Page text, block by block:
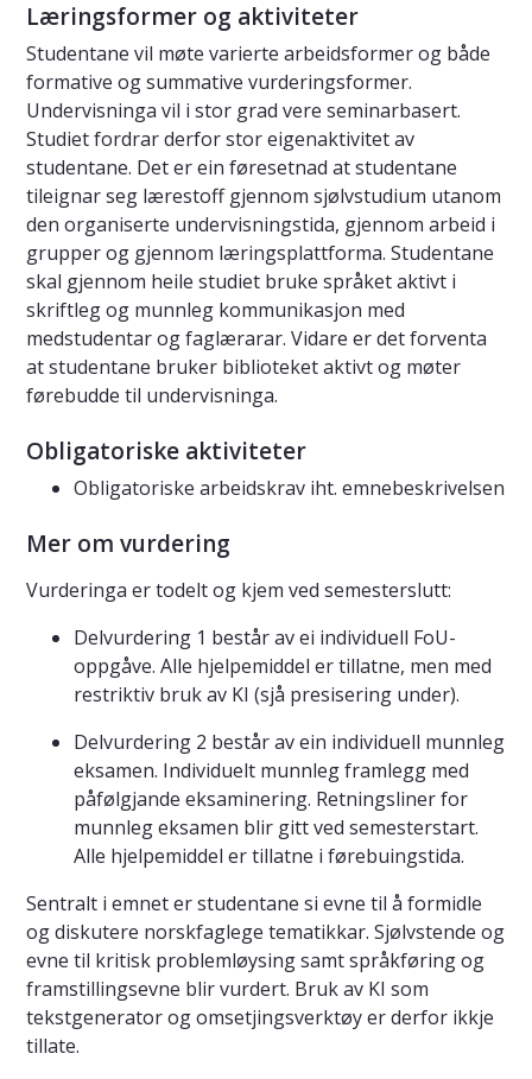
Læringsformer og aktiviteter
Studentane vil møte varierte arbeidsformer og både
formative og summative vurderingsformer.
Undervisninga vil i stor grad vere seminarbasert.
Studiet fordrar derfor stor eigenaktivitet av
studentane. Det er ein føresetnad at studentane
tileignar seg lærestoff gjennom sjølvstudium utanom
den organiserte undervisningstida, gjennom arbeid i
grupper og gjennom læringsplattforma. Studentane
skal gjennom heile studiet bruke språket aktivt i
skriftleg og munnleg kommunikasjon med
medstudentar og faglærarar. Vidare er det forventa
at studentane bruker biblioteket aktivt og møter
førebudde til undervisninga.
Obligatoriske aktiviteter
Obligatoriske arbeidskrav iht. emnebeskrivelsen
Mer om vurdering
Vurderinga er todelt og kjem ved semesterslutt:
Delvurdering 1 består av ei individuell FoU-
oppgåve. Alle hjelpemiddel er tillatne, men med
restriktiv bruk av KI (sjå presisering under).
Delvurdering 2 består av ein individuell munnleg
eksamen. Individuelt munnleg framlegg med
påfølgjande eksaminering. Retningsliner for
munnleg eksamen blir gitt ved semesterstart.
Alle hjelpemiddel er tillatne i førebuingstida.
Sentralt i emnet er studentane si evne til å formidle
og diskutere norskfaglege tematikkar. Sjølvstende og
evne til kritisk problemløysing samt språkføring og
framstillingsevne blir vurdert. Bruk av KI som
tekstgenerator og omsetjingsverktøy er derfor ikkje
tillate.